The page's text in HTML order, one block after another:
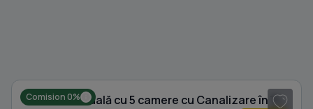
Comision 0% Casă individuală cu 5 camere cu Canalizare în Țiglina 1